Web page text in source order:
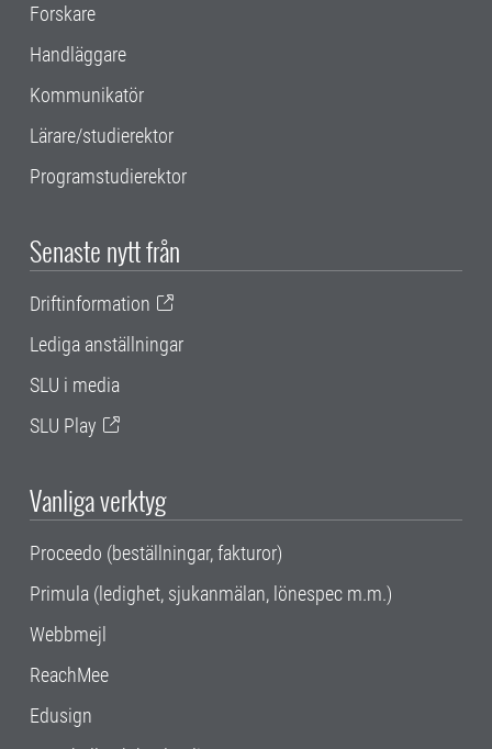
Forskare
Handläggare
Kommunikatör
Lärare/studierektor
Programstudierektor
Senaste nytt från
Driftinformation
Lediga anställningar
SLU i media
SLU Play
Vanliga verktyg
Proceedo (beställningar, fakturor)
Primula (ledighet, sjukanmälan, lönespec m.m.)
Webbmejl
ReachMee
Edusign